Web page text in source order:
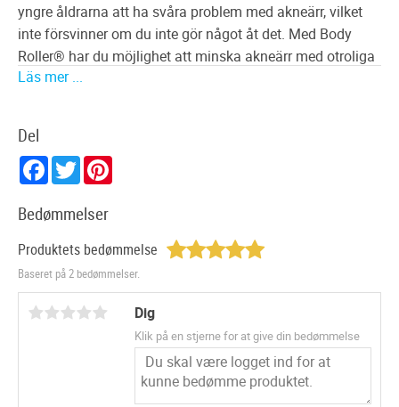
yngre åldrarna att ha svåra problem med akneärr, vilket
inte försvinner om du inte gör något åt det. Med Body
Roller® har du möjlighet att minska akneärr med otroliga
resultat och efter ett tag helt bli av med dem.
huden där man vill att den ska verka, och man "lurar"
därmed huden eller hårsäckarna att de är skadade, vilket
sätter igång dess läkesprocess genom att producera
försvinna mer och mer, och hårcellerna kommer börja
producera mer hår.
Skinroller för män - Body Roller®
Body Roller® fungerar på alla sorters ärr och hudskador:
akneärr, brännskador, kirurgiska ärr, celluliter, bristningar
etc. Finns även som XL variant för enklare användning på
Läs mer ...
Del
Facebook
Twitter
Bedømmelser
Produktets bedømmelse
Baseret på 2 bedømmelser.
Dig
Klik på en stjerne for at give din bedømmelse